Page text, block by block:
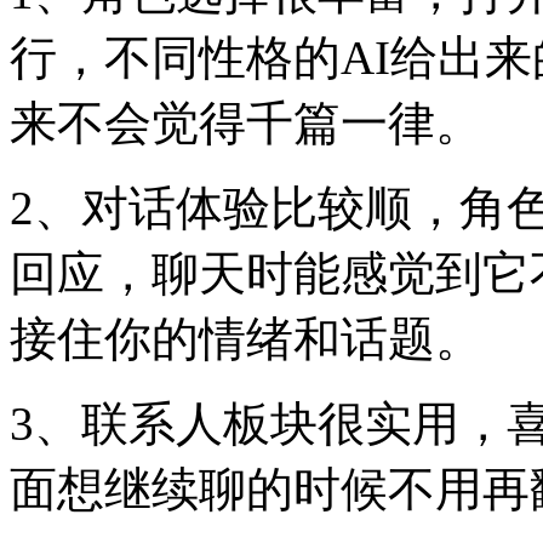
行，不同性格的AI给出
来不会觉得千篇一律。
2、对话体验比较顺，角
回应，聊天时能感觉到
接住你的情绪和话题。
3、联系人板块很实用，
面想继续聊的时候不用